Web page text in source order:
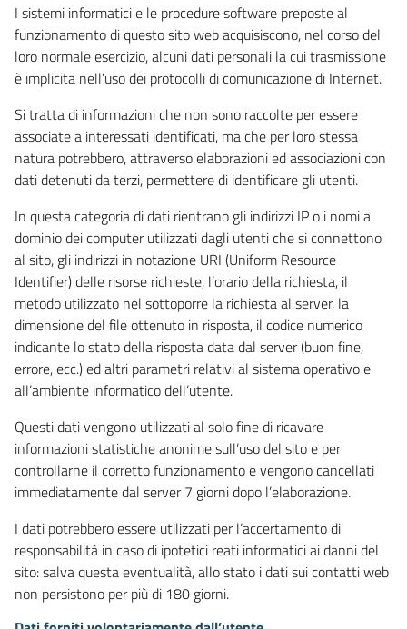
I sistemi informatici e le procedure software preposte al
funzionamento di questo sito web acquisiscono, nel corso del
loro normale esercizio, alcuni dati personali la cui trasmissione
è implicita nell’uso dei protocolli di comunicazione di Internet.
Si tratta di informazioni che non sono raccolte per essere
associate a interessati identificati, ma che per loro stessa
natura potrebbero, attraverso elaborazioni ed associazioni con
dati detenuti da terzi, permettere di identificare gli utenti.
In questa categoria di dati rientrano gli indirizzi IP o i nomi a
dominio dei computer utilizzati dagli utenti che si connettono
al sito, gli indirizzi in notazione URI (Uniform Resource
Identifier) delle risorse richieste, l’orario della richiesta, il
metodo utilizzato nel sottoporre la richiesta al server, la
dimensione del file ottenuto in risposta, il codice numerico
indicante lo stato della risposta data dal server (buon fine,
errore, ecc.) ed altri parametri relativi al sistema operativo e
all’ambiente informatico dell’utente.
Questi dati vengono utilizzati al solo fine di ricavare
informazioni statistiche anonime sull’uso del sito e per
controllarne il corretto funzionamento e vengono cancellati
immediatamente dal server 7 giorni dopo l’elaborazione.
I dati potrebbero essere utilizzati per l’accertamento di
responsabilità in caso di ipotetici reati informatici ai danni del
sito: salva questa eventualità, allo stato i dati sui contatti web
non persistono per più di 180 giorni.